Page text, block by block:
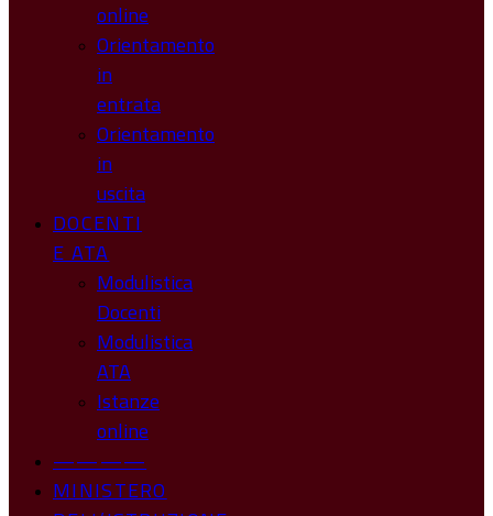
online
Orientamento
in
entrata
Orientamento
in
uscita
DOCENTI
E ATA
Modulistica
Docenti
Modulistica
ATA
Istanze
online
————
MINISTERO